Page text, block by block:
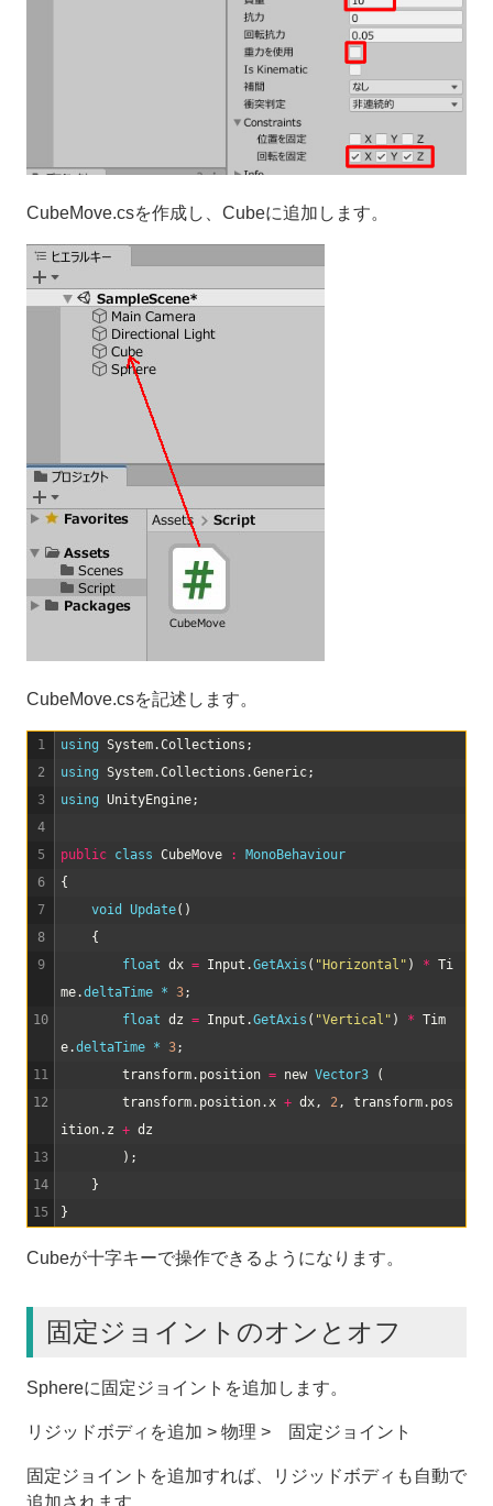
CubeMove.csを作成し、Cubeに追加します。
CubeMove.csを記述します。
1
2
3
4
5
6
7
8
9
10
11
12
13
14
15
using System.Collections ;
using System.Collections .Generic;
using UnityEngine;
public class CubeMove :
MonoBehaviour
{
void
Update( )
{
float dx = Input .GetAxis ( "Horizontal" ) * Ti
me.deltaTime * 3;
float dz = Input .GetAxis ( "Vertical" ) * Tim
e.deltaTime * 3;
transform. position = new Vector3
(
transform. position.x + dx, 2, transform. pos
ition. z + dz
) ;
}
}
Cubeが十字キーで操作できるようになります。
固定ジョイントのオンとオフ
Sphereに固定ジョイントを追加します。
リジッドボディを追加 > 物理 > 固定ジョイント
固定ジョイントを追加すれば、リジッドボディも自動で